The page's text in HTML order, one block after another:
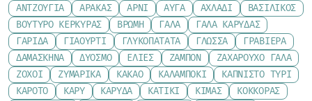
ΑΝΤΖΟΎΓΙΑ
ΑΡΑΚΆΣ ΑΡΝΊ ΑΥΓΆ ΑΧΛΆΔΙ
ΒΑΣΙΛΙΚΌΣ
ΒΟΎΤΥΡΟ ΚΕΡΚΎΡΑΣ
ΒΡΏΜΗ ΓΆΛΑ
ΓΆΛΑ ΚΑΡΎΔΑΣ
ΓΑΡΊΔΑ
ΓΙΑΟΎΡΤΙ ΓΛΥΚΟΠΑΤΆΤΑ ΓΛΏΣΣΑ
ΓΡΑΒΙΈΡΑ
ΔΑΜΆΣΚΗΝΑ
ΔΥΌΣΜΟ ΕΛΙΈΣ ΖΑΜΠΌΝ
ΖΑΧΑΡΟΎΧΟ ΓΆΛΑ
ΖΟΧΟΊ
ΖΥΜΑΡΙΚΆ ΚΑΚΆΟ ΚΑΛΑΜΠΌΚΙ
ΚΑΠΝΙΣΤΌ ΤΥΡΊ
ΚΑΡΌΤΟ
ΚΆΡΥ ΚΑΡΎΔΑ ΚΑΤΊΚΙ ΚΙΜΆΣ
ΚΌΚΚΟΡΑΣ